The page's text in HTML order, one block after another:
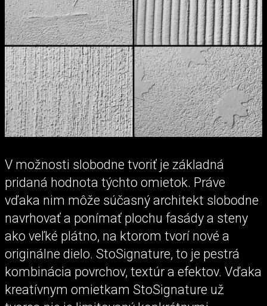
V možnosti slobodne tvoriť je základná
pridaná hodnota týchto omietok. Práve
vďaka nim môže súčasný architekt slobodne
navrhovať a ponímať plochu fasády a steny
ako veľké plátno, na ktorom tvorí nové a
originálne dielo. StoSignature, to je pestrá
kombinácia povrchov, textúr a efektov. Vďaka
kreatívnym omietkam StoSignature už